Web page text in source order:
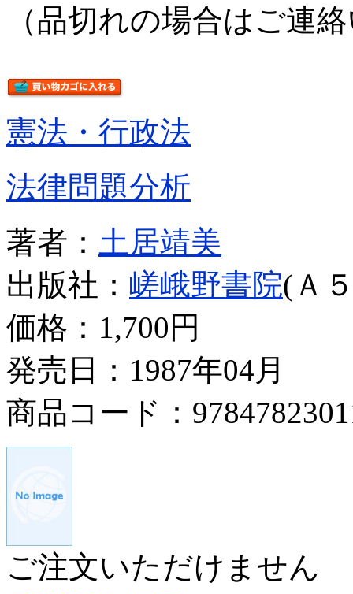
（品切れの場合はご連
憲法・行政法
法律問題分析
著者： 土居靖美
出版社： 嵯峨野書院(Ａ
価格： 1,700円
発売日：1987年04月
商品コード：
ご注文いただけません